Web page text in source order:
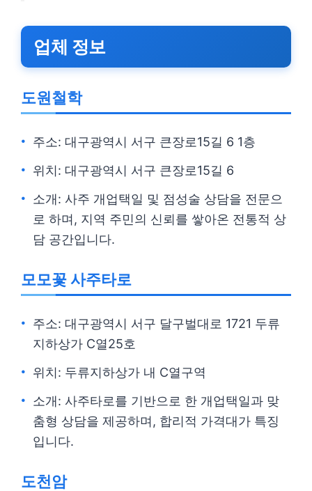
업체 정보
도원철학
주소: 대구광역시 서구 큰장로15길 6 1층
위치: 대구광역시 서구 큰장로15길 6
소개: 사주 개업택일 및 점성술 상담을 전문으
로 하며, 지역 주민의 신뢰를 쌓아온 전통적 상
담 공간입니다.
모모꽃 사주타로
주소: 대구광역시 서구 달구벌대로 1721 두류
지하상가 C열25호
위치: 두류지하상가 내 C열구역
소개: 사주타로를 기반으로 한 개업택일과 맞
춤형 상담을 제공하며, 합리적 가격대가 특징
입니다.
도천암